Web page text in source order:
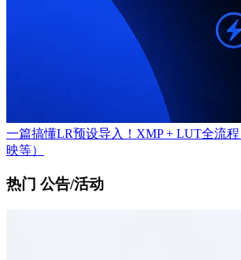
一篇搞懂LR预设导入！XMP + LUT全流程
映等）
热门 公告/活动